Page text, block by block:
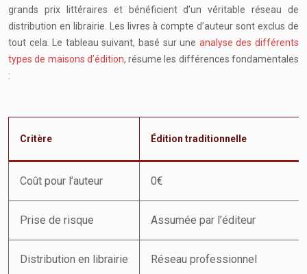
grands prix littéraires et bénéficient d’un véritable réseau de
distribution en librairie. Les livres à compte d’auteur sont exclus de
tout cela. Le tableau suivant, basé sur une analyse des différents
types de maisons d’édition, résume les différences fondamentales
:
Critère Édition traditionnelle
Coût pour l’auteur 0€
Prise de risque Assumée par l’éditeur
Distribution en librairie Réseau professionnel